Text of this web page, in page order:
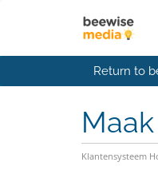
Return to
Klantensysteem